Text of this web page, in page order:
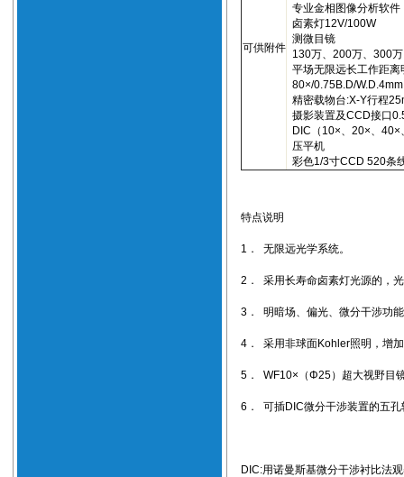
可供附件
专业金相图像分析软件
卤素灯12V/100W
测微目镜
130万、 200万、 300
平场无限远长工作距离
80×/0.75B.D/W.D.4mm
精密载物台:X-Y行程
摄影装置及CCD接口
DIC （ 10×、 20×、 40×
压平机
彩色1/3寸CCD 520条
特点说明
1 ． 无限远光学系统。
2 ． 采用长寿命卤素灯光源的，
3 ． 明暗场、偏光、微分干涉功
4 ． 采用非球面Kohler照明，增
5 ． WF10× （Φ25）超大视野目
6 ． 可插DIC微分干涉装置的五孔
DIC:用诺曼斯基微分干涉衬比法